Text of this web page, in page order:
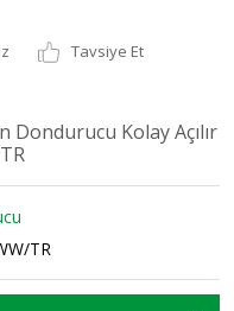
Tavsiye Et
Dondurucu Kolay Açılır
TR